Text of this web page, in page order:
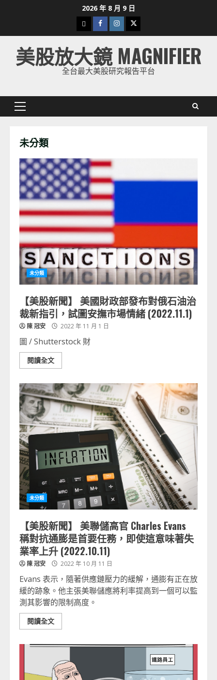
2026 年 8 月 9 日
下
載
美
股
Facebook
Instagram
Twitter
美股放大鏡 MAGNIFIER
全台最大美股研究報告平台
Primary
未分類
未分類
【美股新聞】 美國財政部發布對俄石油治
裁新指引，試圖安撫市場情緒 (2022.11.1)
陳 冠安 2022 年 11 月 1 日
圖 / Shutterstock 財
閱讀全文
未分類
【美股新聞】 美聯儲高官 Charles Evans
稱對抗通膨是首要任務，即使這意味著失
業率上升 (2022.10.11)
陳 冠安 2022 年 10 月 11 日
Evans 表示，隨著供應鏈壓力的緩解，通膨有正在放
緩的跡象。他主張美聯儲應將利率提高到一個可以監
測其影響的限制高度。
閱讀全文